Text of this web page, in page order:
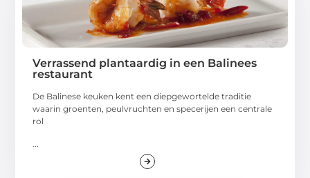
Verrassend plantaardig in een Balinees
restaurant
De Balinese keuken kent een diepgewortelde traditie
waarin groenten, peulvruchten en specerijen een centrale
rol